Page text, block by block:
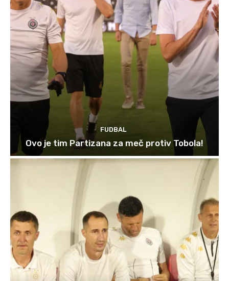
FUDBAL
Ovo je tim Partizana za meč protiv Tobola!